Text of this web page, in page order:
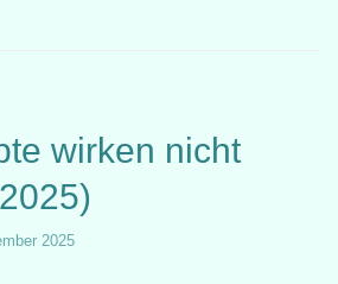
wirken nicht
2025